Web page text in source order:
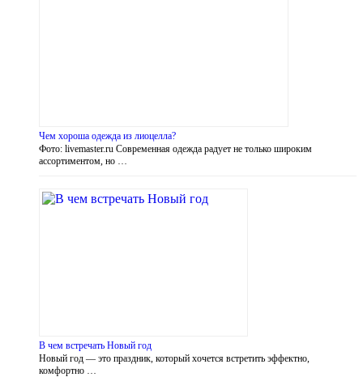
Чем хороша одежда из лиоцелла?
Фото: livemaster.ru Современная одежда радует не только широким
ассортиментом, но …
В чем встречать Новый год
Новый год — это праздник, который хочется встретить эффектно,
комфортно …